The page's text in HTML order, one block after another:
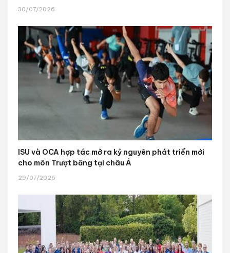
30/07/2026
ISU và OCA hợp tác mở ra kỷ nguyên phát triển mới
cho môn Trượt băng tại châu Á
29/07/2026